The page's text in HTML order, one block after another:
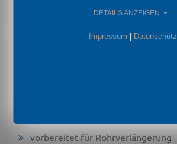
vorbereitet für Rohrverlängerung
DETAILS ANZEIGEN
Impressum | Datenschutz